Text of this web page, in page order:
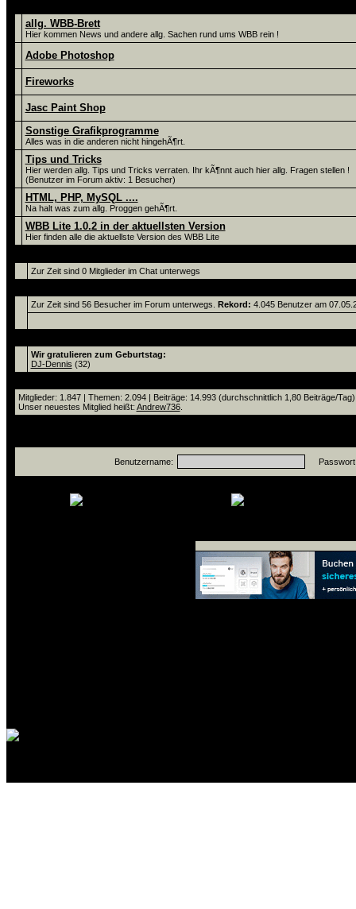
allg. WBB-Brett
Hier kommen News und andere allg. Sachen rund ums WBB rein !
Adobe Photoshop
Fireworks
Jasc Paint Shop
Sonstige Grafikprogramme
Alles was in die anderen nicht hingehÃ¶rt.
Tips und Tricks
Hier werden allg. Tips und Tricks verraten. Ihr kÃ¶nnt auch hier allg. Fragen stellen !
(Benutzer im Forum aktiv: 1 Besucher)
HTML, PHP, MySQL ....
Na halt was zum allg. Proggen gehÃ¶rt.
WBB Lite 1.0.2 in der aktuellsten Version
Hier finden alle die aktuellste Version des WBB Lite
Zur Zeit sind 0 Mitglieder im Chat unterwegs
Zur Zeit sind 56 Besucher im Forum unterwegs. Rekord: 4.045 Benutzer am
Wir gratulieren zum Geburtstag:
DJ-Dennis (32)
Mitglieder: 1.847 | Themen: 2.094 | Beiträge: 14.993 (durchschnittlich 1,80 Beiträge/Tag)
Unser neuestes Mitglied heißt: Andrew736.
Benutzername: